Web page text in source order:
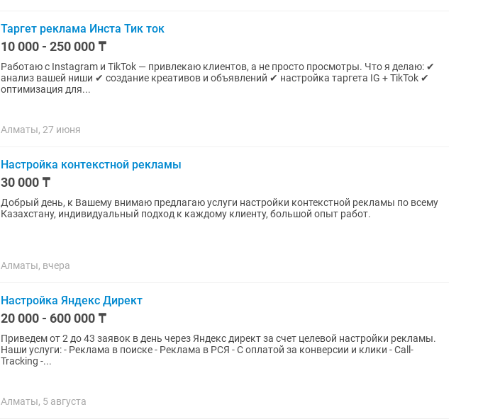
Таргет реклама Инста Тик ток
10 000 - 250 000 ₸
Работаю с Instagram и TikTok — привлекаю клиентов, а не просто просмотры. Что я делаю: ✔
анализ вашей ниши ✔ создание креативов и объявлений ✔ настройка таргета IG + TikTok ✔
оптимизация для...
Алматы, 27 июня
Настройка контекстной рекламы
30 000 ₸
Добрый день, к Вашему внимаю предлагаю услуги настройки контекстной рекламы по всему
Казахстану, индивидуальный подход к каждому клиенту, большой опыт работ.
Алматы, вчера
Настройка Яндекс Директ
20 000 - 600 000 ₸
Приведем от 2 до 43 заявок в день через Яндекс директ за счет целевой настройки рекламы.
Наши услуги: - Реклама в поиске - Реклама в РСЯ - С оплатой за конверсии и клики - Call-
Tracking -...
Алматы, 5 августа